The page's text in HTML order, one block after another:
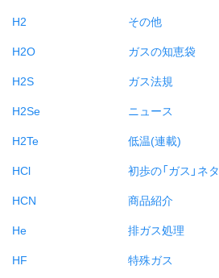
H2
H2O
H2S
H2Se
H2Te
HCl
HCN
He
HF
その他
ガスの知恵袋
ガス法規
ニュース
低温(連載)
初歩の「ガス」ネタ
商品紹介
排ガス処理
特殊ガス